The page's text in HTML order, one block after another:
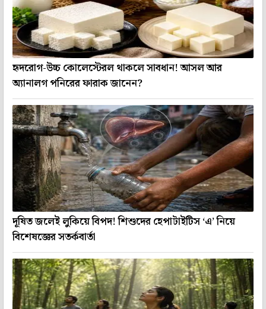
হৃদরোগ-উচ্চ কোলেস্টেরল থাকলে সাবধান! আসল আর
অ্যানালগ পনিরের ফারাক জানেন?
দূষিত জলেই লুকিয়ে বিপদ! শিশুদের হেপাটাইটিস ‘এ’ নিয়ে
বিশেষজ্ঞের সতর্কবার্তা